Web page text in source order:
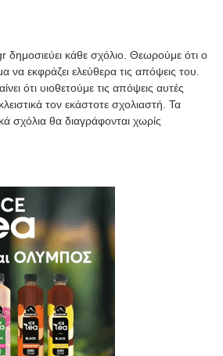
κάθε σχόλιο. Θεωρούμε ότι ο
να εκφράζει ελεύθερα τις απόψεις του.
ότι υιοθετούμε τις απόψεις αυτές
τον εκάστοτε σχολιαστή. Τα
σχόλια θα διαγράφονται χωρίς